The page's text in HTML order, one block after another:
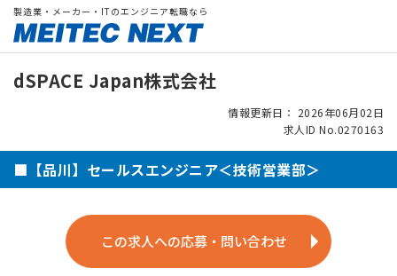
製造業・メーカー・ITのエンジニア転職なら
dSPACE Japan株式会社
情報更新日： 2026年06月02日
求人ID No.0270163
■【品川】セールスエンジニア＜技術営業部＞
この求人への応募・問い合わせ